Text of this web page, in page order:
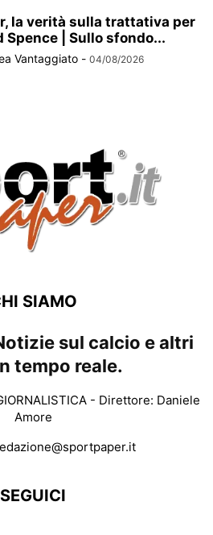
la verità sulla trattativa per
Spence | Sullo sfondo...
Vantaggiato - 04/08/2026
SIAMO
sul calcio e altri
tempo reale.
- Direttore: Daniele
Amore
SEGUICI